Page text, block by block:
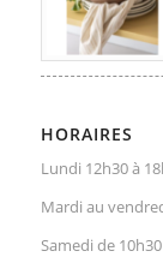
HORAIRES
Lundi 12h30 à
Mardi au
Samedi de